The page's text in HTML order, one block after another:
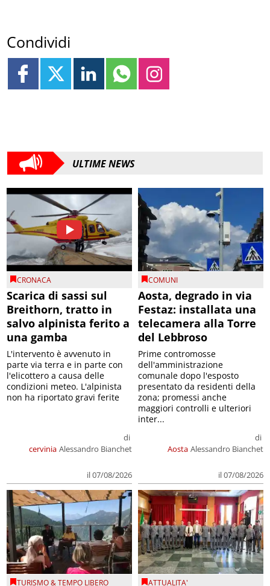
Condividi
ULTIME NEWS
CRONACA
Scarica di sassi sul
Breithorn, tratto in
salvo alpinista ferito a
una gamba
cervinia
di
Alessandro Bianchet
il 07/08/2026
L'intervento è avvenuto in
parte via terra e in parte con
l'elicottero a causa delle
condizioni meteo. L'alpinista
non ha riportato gravi ferite
COMUNI
Aosta, degrado in via
Festaz: installata una
telecamera alla Torre
del Lebbroso
Aosta
di
Alessandro Bianchet
il 07/08/2026
Prime contromosse
dell'amministrazione
comunale dopo l'esposto
presentato da residenti della
zona; promessi anche
maggiori controlli e ulteriori
inter...
TURISMO & TEMPO LIBERO ATTUALITA'